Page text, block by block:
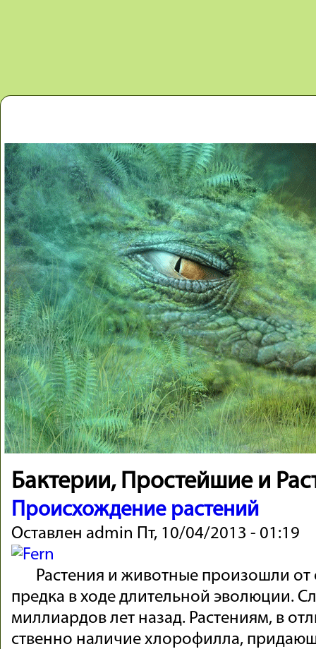
Бактерии, Простейшие и
Происхождение растений
Оставлен admin Пт, 10/04/2013 - 01:19
Расте­ния и жи­вотные про­изошли
предка в ходе дли­тель­ной эволю­ции.
милли­ар­дов лет на­зад. Расте­ниям, в
ст­венно на­ли­чие хлоро­филла,